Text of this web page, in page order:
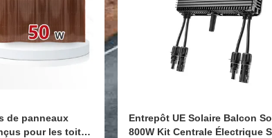
Entrepôt UE Solaire Balcon Solaire
800W Kit Centrale Électrique Solaire